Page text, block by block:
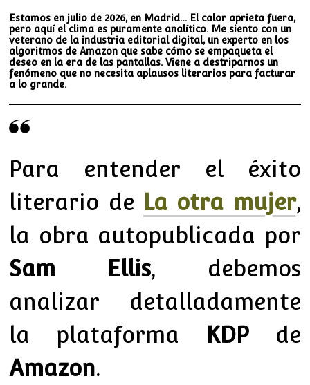
Estamos en julio de 2026, en Madrid… El calor aprieta fuera,
pero aquí el clima es puramente analítico. Me siento con un
veterano de la industria editorial digital, un experto en los
algoritmos de Amazon que sabe cómo se empaqueta el
deseo en la era de las pantallas. Viene a destriparnos un
fenómeno que no necesita aplausos literarios para facturar
a lo grande.
Para entender el éxito
literario de La otra mujer,
la obra autopublicada por
Sam Ellis, debemos
analizar detalladamente
la plataforma
KDPde
Amazon.